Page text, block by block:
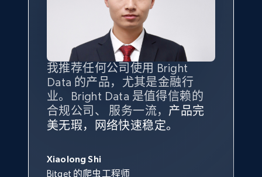
我推荐任何公司使用 Bright
Data 的产品，尤其是金融行
业。Bright Data 是值得信赖的
合规公司、 服务一流， 产品完
美无瑕，网络快速稳定。
Xiaolong Shi
Bitget 的爬虫工程师
Bright Data 拥有自有代理基础
设施，助您持续获取网络数据。
帮助您轻松绕过烦人的验证码
（CAPTCHA）。
根据我的使用体验，Bright Data
的服务价值不可估量。Bright
共网络数据以满足需求，并通过
其支持团队和开发团队，让我们
最重要的是拥有质量 最好、
最多的数据，而这正是 Bright
Data 和 tgndata 发挥作用的地
方。
tgndata 的首席执行官 (CEO)
我们对 Bright Data 的可靠性印
象深刻，对整体服务也非常满
沟通，他的协助对我们非常有帮
助。
我们对与 Bright Data 的合作感
到非常满意。各方面都很不错，
服务和支持团队也非常认可。